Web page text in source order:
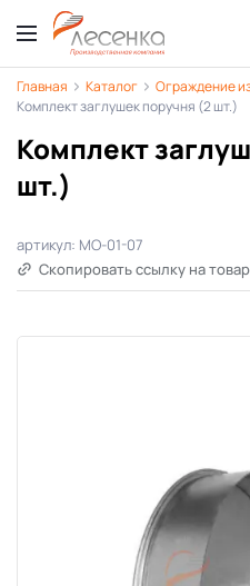
Главная Каталог
Ограждение
Комплект заглушек поручня (2 шт.)
Комплект
шт.)
артикул: MO-01-07
Скопировать ссылку на товар